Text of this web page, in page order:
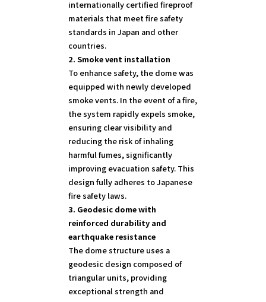
internationally certified fireproof
materials that meet fire safety
standards in Japan and other
countries.
2. Smoke vent installation
To enhance safety, the dome was
equipped with newly developed
smoke vents. In the event of a fire,
the system rapidly expels smoke,
ensuring clear visibility and
reducing the risk of inhaling
harmful fumes, significantly
improving evacuation safety. This
design fully adheres to Japanese
fire safety laws.
3. Geodesic dome with
reinforced durability and
earthquake resistance
The dome structure uses a
geodesic design composed of
triangular units, providing
exceptional strength and